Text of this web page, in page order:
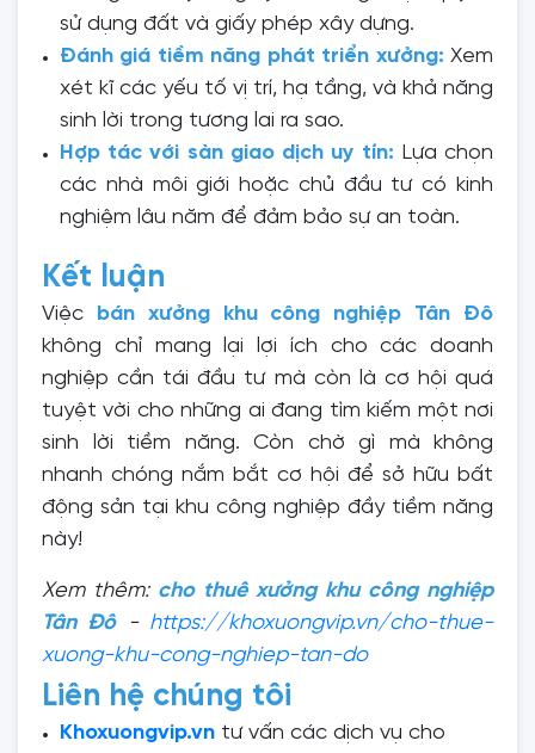
sử dụng đất và giấy phép xây dựng.
Đánh giá tiềm năng phát triển xưởng: Xem
xét kĩ các yếu tố vị trí, hạ tầng, và khả năng
sinh lời trong tương lai ra sao.
Hợp tác với sàn giao dịch uy tín: Lựa chọn
các nhà môi giới hoặc chủ đầu tư có kinh
nghiệm lâu năm để đảm bảo sự an toàn.
Kết luận
Việc bán xưởng khu công nghiệp Tân Đô
không chỉ mang lại lợi ích cho các doanh
nghiệp cần tái đầu tư mà còn là cơ hội quá
tuyệt vời cho những ai đang tìm kiếm một nơi
sinh lời tiềm năng. Còn chờ gì mà không
nhanh chóng nắm bắt cơ hội để sở hữu bất
động sản tại khu công nghiệp đầy tiềm năng
này!
Xem thêm: cho thuê xưởng khu công nghiệp
Tân Đô- https://khoxuongvip.vn/cho-thue-
xuong-khu-cong-nghiep-tan-do
Liên hệ chúng tôi
Khoxuongvip.vn tư vấn các dịch vụ cho